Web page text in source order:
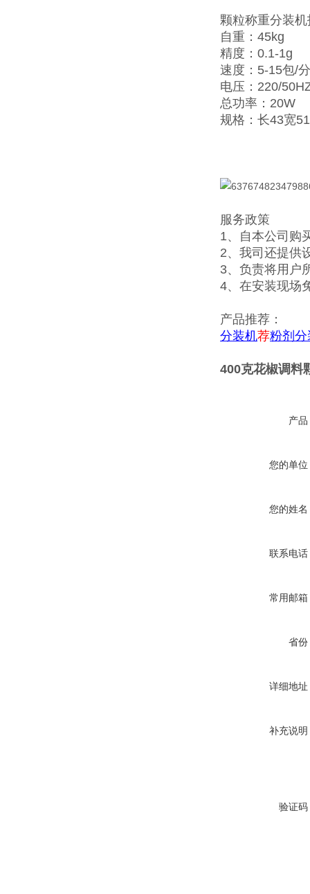
颗粒称重分装
自重：45kg
精度：0.1-1g
速度：5-15包/
电压：220/
总功率：20W
规格：长43宽
服务政策
1、自本公司购
2、我司还提供
3、负责将用户
4、在安装现场
产品推荐：
分装机荐粉剂分
400克花椒调料
产品
您的单位
您的姓名
联系电话
常用邮箱
省份
详细地址
补充说明
验证码